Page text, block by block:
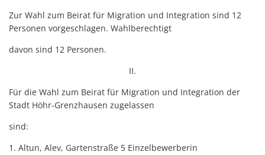
Zur Wahl zum Beirat für Migration und Integration sind 12
Personen vorgeschlagen. Wahlberechtigt
davon sind 12 Personen.
II.
Für die Wahl zum Beirat für Migration und Integration der
Stadt Höhr-Grenzhausen zugelassen
sind:
1. Altun, Alev, Gartenstraße 5 Einzelbewerberin